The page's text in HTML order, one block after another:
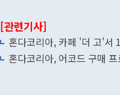
[관련기사]
혼다코리아, 카페 '더 고'서
혼다코리아, 어코드 구매